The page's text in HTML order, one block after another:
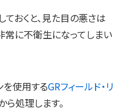
おくと、見た目の悪さは
常に不衛生になってしまい
使用するGRフィールド・リ
処理します。